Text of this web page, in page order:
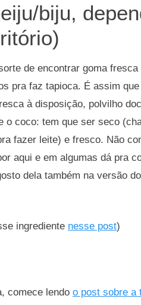
biju,
de encontrar goma
pra faz tapioca. É assim
à disposição, polvilho
o coco: tem que ser seco
fazer leite) e fresco. Não
aqui e em algumas dá pra
dela também na versão
ingrediente nesse post)
comece lendo o post sobre a